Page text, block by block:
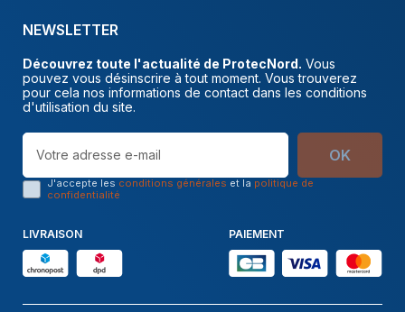
NEWSLETTER
Découvrez toute l'actualité de ProtecNord. Vous
pouvez vous désinscrire à tout moment. Vous trouverez
pour cela nos informations de contact dans les conditions
d'utilisation du site.
OK
J'accepte les conditions générales et la politique de
confidentialité
LIVRAISON PAIEMENT